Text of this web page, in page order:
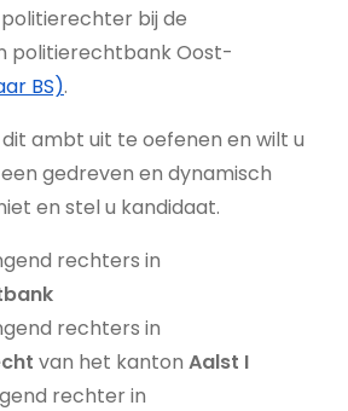
bij de
politierechtbank Oost-
BS).
ambt uit te oefenen en wilt u
gedreven en dynamisch
en stel u kandidaat.
rechters in
rechters in
van het kanton Aalst I
rechter in